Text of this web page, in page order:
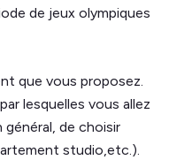
de jeux olympiques
que vous proposez.
lesquelles vous allez
de choisir
studio,etc.).